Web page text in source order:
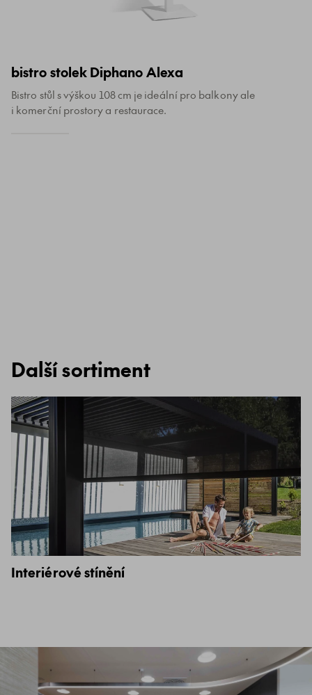
bistro stolek Diphano Alexa
Bistro stůl s výškou 108 cm je ideální pro balkony ale
i komerční prostory a restaurace.
Další sortiment
Interiérové stínění